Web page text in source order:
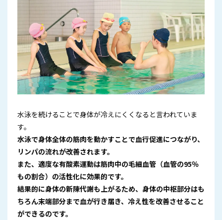
水泳を続けることで身体が冷えにくくなると言われていま
す。
水泳で身体全体の筋肉を動かすことで血行促進につながり、
リンパの流れが改善されます。
また、適度な有酸素運動は筋肉中の毛細血管（血管の95％
もの割合）の活性化に効果的です。
結果的に身体の新陳代謝も上がるため、身体の中枢部分はも
ちろん末端部分まで血が行き届き、冷え性を改善させること
ができるのです。